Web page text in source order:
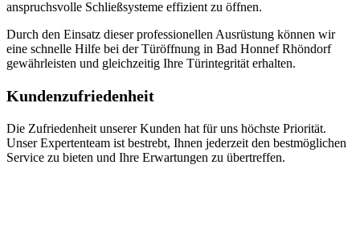
anspruchsvolle Schließsysteme effizient zu öffnen.​
Durch den Einsatz dieser professionellen Ausrüstung können wir
eine schnelle Hilfe bei der Türöffnung in Bad Honnef Rhöndorf
gewährleisten und gleichzeitig Ihre Türintegrität erhalten.
Kundenzufriedenheit
Die Zufriedenheit unserer Kunden hat für uns höchste Priorität.​
Unser Expertenteam ist bestrebt, Ihnen jederzeit den bestmöglichen
Service zu bieten und Ihre Erwartungen zu übertreffen.​